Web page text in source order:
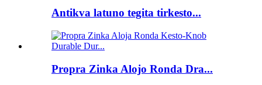
Antikva latuno tegita tirkesto...
Propra Zinka Alojo Ronda Dra...